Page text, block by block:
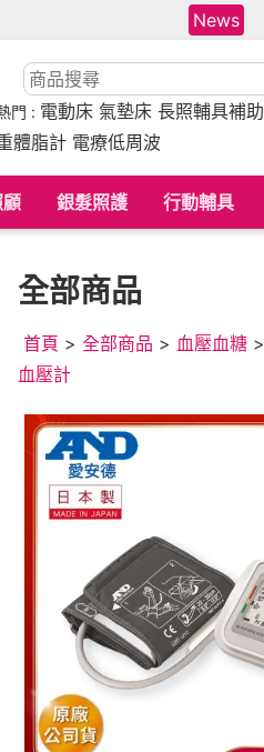
News
門 : 電動床 氣墊床 長照輔具補助
體脂計 電療低周波
銀髮照護 行動輔具
全部商品
首頁 > 全部商品 > 血壓血糖 >
血壓計